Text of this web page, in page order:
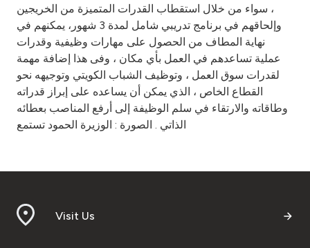
، سواء من خلال استقطاب القدرات المتميزة من الخريجين
وإلحاقهم في برنامج تدريبي شامل لمدة 3 شهور، يمكنهم في
نهاية المطاف من الحصول على مهارات وظيفية وقدرات
عملية تساعدهم في العمل بأي مكان ، وفى هذا إضافة مهمة
لقدرات سوق العمل ، وتوظيف الشباب الكويتي وتوجيهه نحو
القطاع الخاص ، الذي يمكن أن يساعده على إبراز قدراته
وطاقاته والارتقاء في سلم الوظيفة إلى أرفع المناصب بعطائه
الذاتي . الصورة : الوزيرة الحمود تستمع
Visit Us